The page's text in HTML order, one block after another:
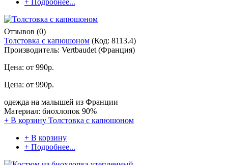
+ Подробнее...
Отзывов (0)
Толстовка с капюшоном (Код: 8113.4)
Производитель: Vertbaudet (Франция)
Цена: от 990р.
Цена: от 990р.
одежда на малышей из Франции
Материал: биохлопок 90%
+ В корзину Толстовка с капюшоном
+ В корзину
+ Подробнее...